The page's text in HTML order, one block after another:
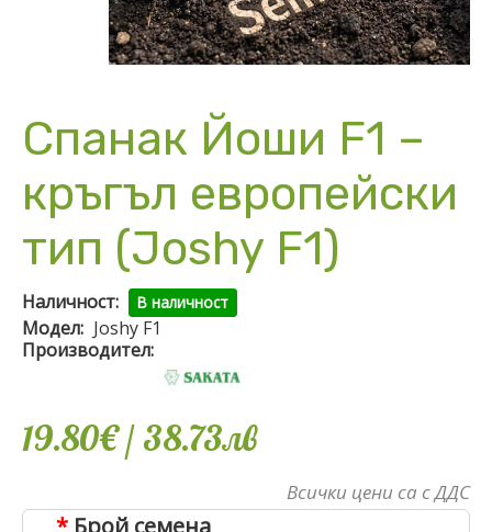
Спанак Йоши F1 –
кръгъл европейски
тип (Joshy F1)
Наличност: В наличност
Модел: Joshy F1
Производител:
19.80€/ 38.73лв
Всички цени са с ДДС
Брой семена